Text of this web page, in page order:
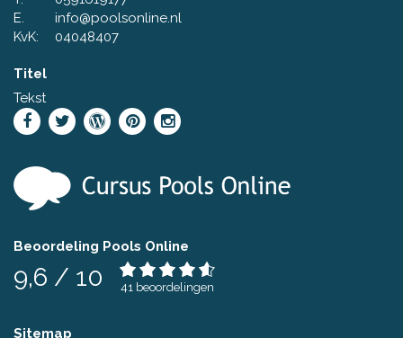
E.
info@poolsonline.nl
KvK:
04048407
Titel
Tekst
Beoordeling Pools Online
9,6 / 10 41 beoordelingen
Sitemap